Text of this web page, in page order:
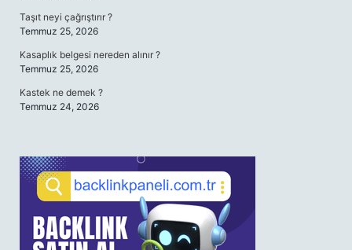
Taşıt neyi çağrıştırır ?
Temmuz 25, 2026
Kasaplık belgesi nereden alınır ?
Temmuz 25, 2026
Kastek ne demek ?
Temmuz 24, 2026